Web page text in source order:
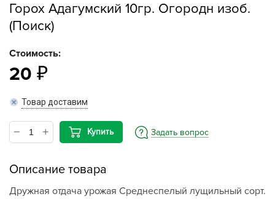
Горох Адагумский 10гр. Огородн изоб.
(Поиск)
Стоимость:
20
Товар доставим
Купить Задать вопрос
Описание товара
Дружная отдача урожая Среднеспелый лущильный сорт.